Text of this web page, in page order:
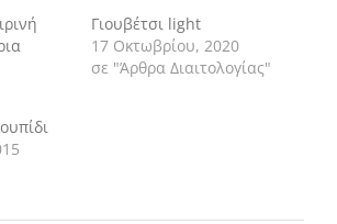
Γιουβέτσι light
17 Οκτωβρίου, 2020
σε "Άρθρα Διαιτολογίας"